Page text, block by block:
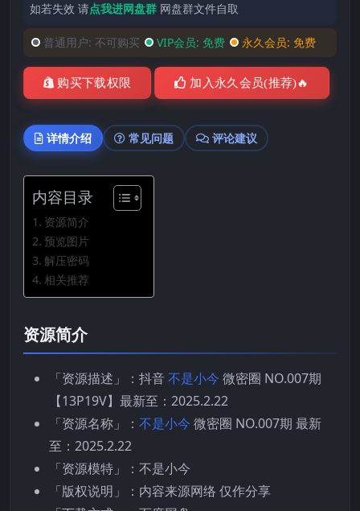
如若失效 请点我进网盘群 网盘群文件自取
普通用户: 不可购买 VIP会员: 免费 永久会员: 免费
购买下载权限 加入永久会员(推荐)🔥
详情介绍 常见问题 评论建议
内容目录
资源简介
预览图片
解压密码
相关推荐
资源简介
「资源描述」：抖音不是小今 微密圈 NO.007期
【13P19V】最新至：2025.2.22
「资源名称」： 不是小今 微密圈 NO.007期 最新
至：2025.2.22
「资源模特」：不是小今
「版权说明」：内容来源网络 仅作分享